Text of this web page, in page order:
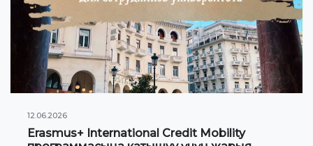
Кызыкчылыктар клубу
Гранттар жана стипендиялар жөнүндө
маалыматтар
ЖАҢЫЛЫКТАР
КОНТАКТНАЯ ИНФОРМАЦИЯ
12.06.2026
Erasmus+ International Credit Mobility